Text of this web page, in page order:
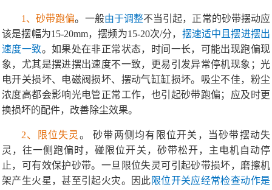
1、砂带跑偏。 一般由于调整不当引起，正常的砂带摆动应
该是摆幅为15-20mm，摆频为15-20次/分， 摆速适中且摆进摆出
速度一致。如果处在非正常状态，时间一长，可能出现跑偏现
象，尤其是摆进摆出速度不一致，更易引发异常停机现象；光
电开关损坏、电磁阀损坏、摆动气缸缸损坏。吸尘不佳，粉尘
浓度高都会影响光电管正常工作，也引起砂带跑偏；应及时更
换损坏的配件，改善除尘效果。
2、限位失灵 。 砂带两侧均有限位开关，当砂带摆动失
灵，往一侧跑偏时，碰限位开关，砂带松开，主电机自动停
止，可有效保护砂带。一旦限位失灵可引起砂带损坏，磨擦机
架产生火星，甚至引起火灾。因此 限位开关应经常检查动作是